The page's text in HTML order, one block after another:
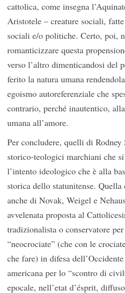
cattolica, come insegna
Aristotele – creature sociali,
sociali e/o politiche. Certo, poi,
romanticizzare questa
verso l’altro dimenticandosi del
ferito la natura umana
egoismo autoreferenziale che
contrario, perché inautentico,
umana all’amore.
Per concludere, quelli di
storico-teologici marchiani che
l’intento ideologico che è alla
storica dello statunitense.
anche di Novak, Weigel e
avvelenata proposta al
tradizionalista o conservatore
“neocrociate” (che con le
che fare) in difesa
americana per lo “scontro di
epocale, nell’etat d’ésprit,